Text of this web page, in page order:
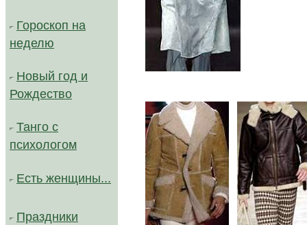
Гороскоп на
неделю
Новый год и
Рождество
Танго с
психологом
Есть женщины...
Праздники